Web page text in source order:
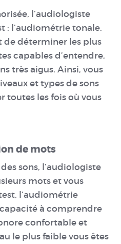
l’audiologiste
: l’audiométrie tonale.
de déterminer les plus
capables d’entendre,
très aigus. Ainsi, vous
et types de sons
toutes les fois où vous
de mots
sons, l’audiologiste
mots et vous
l’audiométrie
à comprendre
confortable et
le plus faible vous êtes